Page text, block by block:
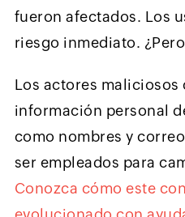
fueron afectados. Los
riesgo inmediato.
Los actores
información personal
como nombres y
ser empleados para
Conozca cómo este